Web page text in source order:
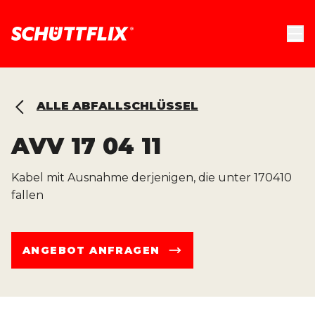
ALLE ABFALLSCHLÜSSEL
AVV 17 04 11
Kabel mit Ausnahme derjenigen, die unter 170410
fallen
ANGEBOT ANFRAGEN